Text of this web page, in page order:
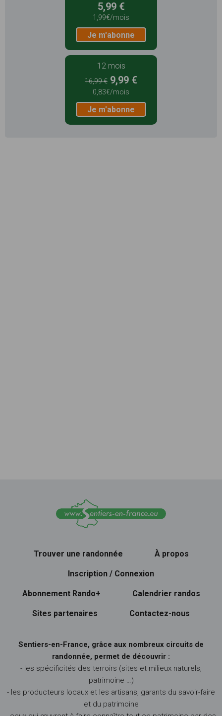
5,99 €
1,99€/mois
Je m'abonne
12 mois
16,99 € 9,99 €
0,83€/mois
Je m'abonne
Trouver une randonnée À propos
Inscription / Connexion
Abonnement Rando+ Calendrier randos
Sites partenaires Contactez-nous
Sentiers-en-France, grâce aux nombreux circuits de
randonnée, permet de découvrir :
- les spécificités des terroirs (sites et milieux naturels,
patrimoine …)
- les producteurs locaux et les artisans, garants du savoir-faire
et du patrimoine